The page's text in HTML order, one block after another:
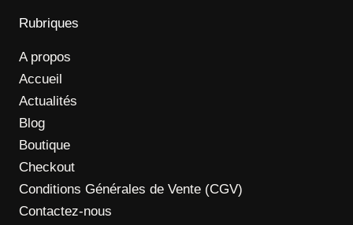
Rubriques
A propos
Accueil
Actualités
Blog
Boutique
Checkout
Conditions Générales de Vente (CGV)
Contactez-nous